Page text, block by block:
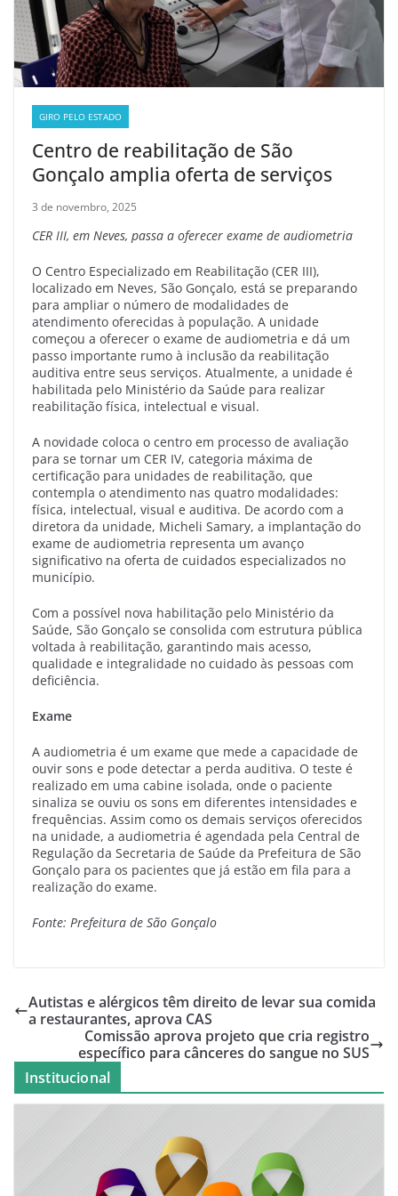
GIRO PELO ESTADO
Centro de reabilitação de São
Gonçalo amplia oferta de serviços
3 de novembro, 2025
CER III, em Neves, passa a oferecer exame de audiometria
O Centro Especializado em Reabilitação (CER III),
localizado em Neves, São Gonçalo, está se preparando
para ampliar o número de modalidades de
atendimento oferecidas à população. A unidade
começou a oferecer o exame de audiometria e dá um
passo importante rumo à inclusão da reabilitação
auditiva entre seus serviços. Atualmente, a unidade é
habilitada pelo Ministério da Saúde para realizar
reabilitação física, intelectual e visual.
A novidade coloca o centro em processo de avaliação
para se tornar um CER IV, categoria máxima de
certificação para unidades de reabilitação, que
contempla o atendimento nas quatro modalidades:
física, intelectual, visual e auditiva. De acordo com a
diretora da unidade, Micheli Samary, a implantação do
exame de audiometria representa um avanço
significativo na oferta de cuidados especializados no
município.
Com a possível nova habilitação pelo Ministério da
Saúde, São Gonçalo se consolida com estrutura pública
voltada à reabilitação, garantindo mais acesso,
qualidade e integralidade no cuidado às pessoas com
deficiência.
Exame
A audiometria é um exame que mede a capacidade de
ouvir sons e pode detectar a perda auditiva. O teste é
realizado em uma cabine isolada, onde o paciente
sinaliza se ouviu os sons em diferentes intensidades e
frequências. Assim como os demais serviços oferecidos
na unidade, a audiometria é agendada pela Central de
Regulação da Secretaria de Saúde da Prefeitura de São
Gonçalo para os pacientes que já estão em fila para a
realização do exame.
Fonte: Prefeitura de São Gonçalo
Autistas e alérgicos têm direito de levar sua comida
a restaurantes, aprova CAS
Comissão aprova projeto que cria registro
específico para cânceres do sangue no SUS
Institucional